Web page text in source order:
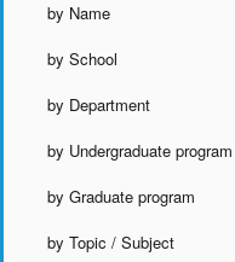
by Name
by School
by Department
by Undergraduate program
by Graduate program
by Topic / Subject